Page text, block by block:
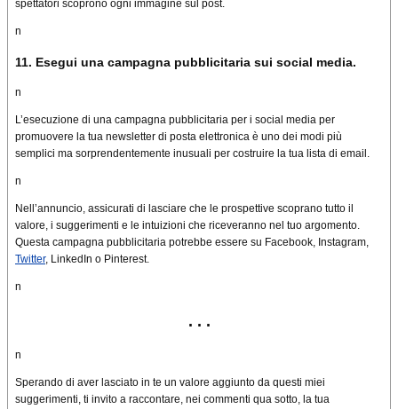
spettatori scoprono ogni immagine sul post.
n
11. Esegui una campagna pubblicitaria sui social media.
n
L’esecuzione di una campagna pubblicitaria per i social media per
promuovere la tua newsletter di posta elettronica è uno dei modi più
semplici ma sorprendentemente inusuali per costruire la tua lista di email.
n
Nell’annuncio, assicurati di lasciare che le prospettive scoprano tutto il
valore, i suggerimenti e le intuizioni che riceveranno nel tuo argomento.
Questa campagna pubblicitaria potrebbe essere su Facebook, Instagram,
Twitter, LinkedIn o Pinterest.
n
. . .
n
Sperando di aver lasciato in te un valore aggiunto da questi miei
suggerimenti, ti invito a raccontare, nei commenti qua sotto, la tua